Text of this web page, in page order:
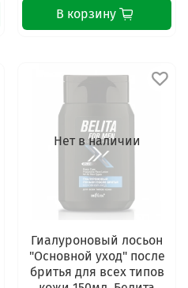
В корзину
Нет в наличии
Гиалуроновый лосьон
"Основной уход" после
бритья для всех типов